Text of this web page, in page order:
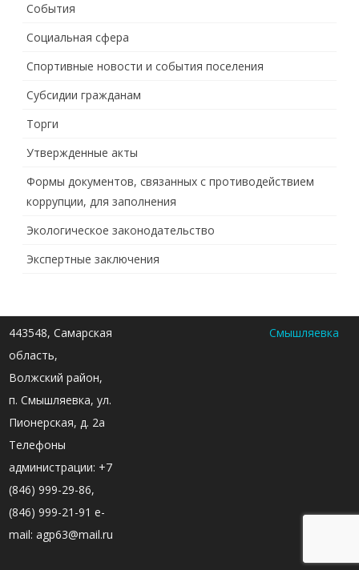
События
Социальная сфера
Спортивные новости и события поселения
Субсидии гражданам
Торги
Утвержденные акты
Формы документов, связанных с противодействием
коррупции, для заполнения
Экологическое законодательство
Экспертные заключения
443548, Самарская
область,
Волжский район,
п. Смышляевка, ул.
Пионерская, д. 2а
Телефоны
администрации: +7
(846) 999-29-86,
(846) 999-21-91 e-
mail: agp63@mail.ru
Смышляевка